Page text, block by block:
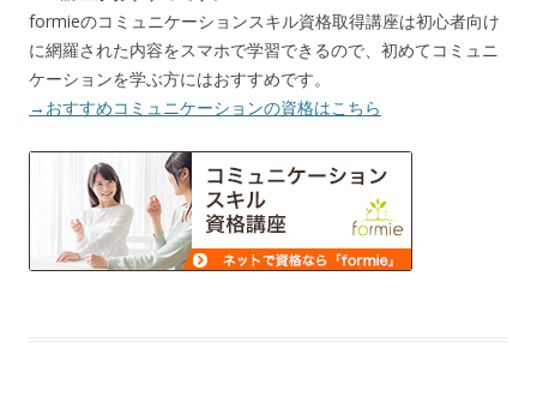
formieのコミュニケーションスキル資格取得講座は初心者向け
に網羅された内容をスマホで学習できるので、初めてコミュニ
ケーションを学ぶ方にはおすすめです。
→おすすめコミュニケーションの資格はこちら